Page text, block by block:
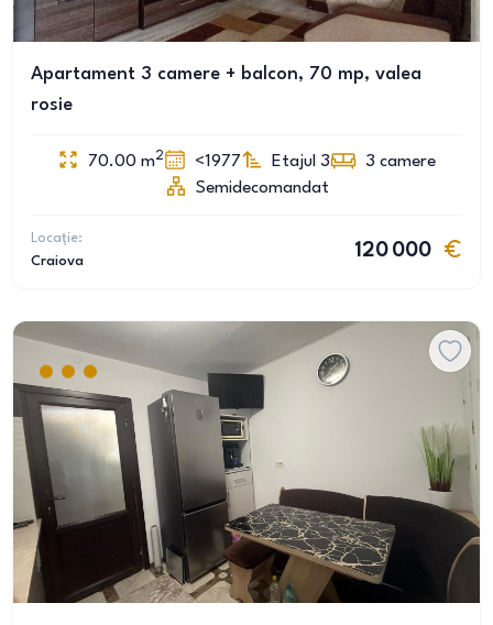
Apartament 3 camere + balcon, 70 mp, valea
rosie
70.00 m2 <1977 Etajul 3 3 camere
Semidecomandat
Locație:
Craiova
120 000